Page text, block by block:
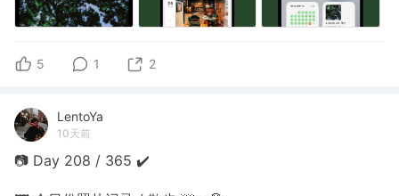
5 1 2
LentoYa
10天前
📷 Day 208 / 365 ✔️